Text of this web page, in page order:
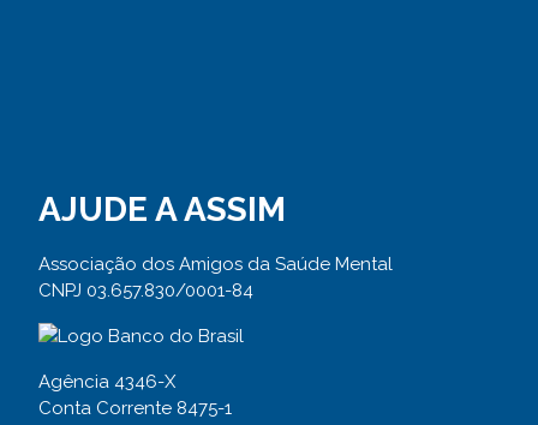
AJUDE A ASSIM
Associação dos Amigos da Saúde Mental
CNPJ 03.657.830/0001-84
Agência 4346-X
Conta Corrente 8475-1